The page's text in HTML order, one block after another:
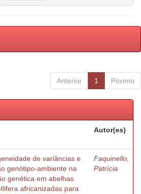
Anterior 1 Póximo
Autor(es)
de variâncias e
genótipo-ambiente na
genética em abelhas
africanizadas para
Faquinello,
Patrícia